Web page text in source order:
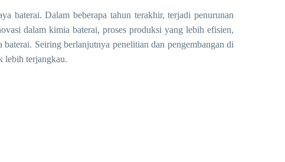
baterai. Dalam beberapa tahun terakhir, terjadi penurunan
dalam kimia baterai, proses produksi yang lebih efisien,
Seiring berlanjutnya penelitian dan pengembangan di
lebih terjangkau.